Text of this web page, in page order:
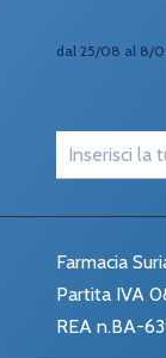
dal 25/08 al 8/
Farmacia
Partita IVA
REA n.BA-